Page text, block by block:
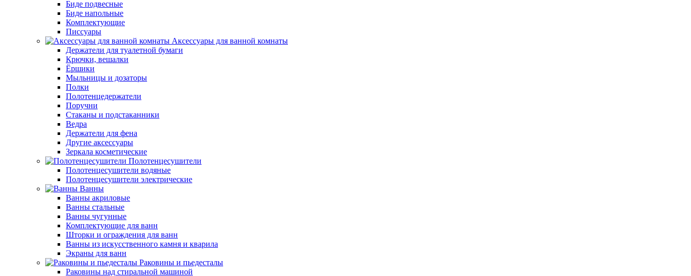
Биде подвесные
Биде напольные
Комплектующие
Писсуары
Аксессуары для ванной комнаты
Держатели для туалетной бумаги
Крючки, вешалки
Ёршики
Мыльницы и дозаторы
Полки
Полотенцедержатели
Поручни
Стаканы и подстаканники
Ведра
Держатели для фена
Другие аксессуары
Зеркала косметические
Полотенцесушители
Полотенцесушители водяные
Полотенцесушители электрические
Ванны
Ванны акриловые
Ванны стальные
Ванны чугунные
Комплектующие для ванн
Шторки и ограждения для ванн
Ванны из искусственного камня и кварила
Экраны для ванн
Раковины и пьедесталы
Раковины над стиральной машиной